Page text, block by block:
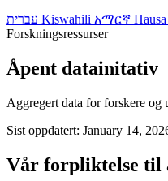
Kiswahili አማርኛ Hausa
Forskningsressurser
Åpent datainitativ
Aggregert data for forskere og
Sist oppdatert: January 14,
Vår forpliktelse til